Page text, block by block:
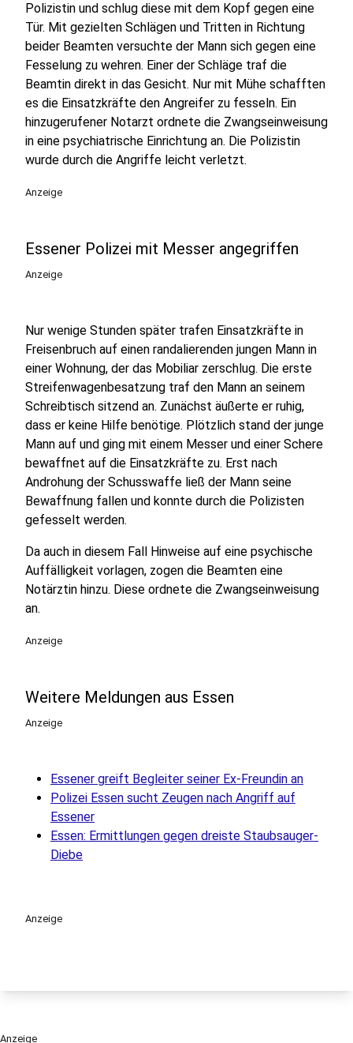
Polizistin und schlug diese mit dem Kopf gegen eine
Tür. Mit gezielten Schlägen und Tritten in Richtung
beider Beamten versuchte der Mann sich gegen eine
Fesselung zu wehren. Einer der Schläge traf die
Beamtin direkt in das Gesicht. Nur mit Mühe schafften
es die Einsatzkräfte den Angreifer zu fesseln. Ein
hinzugerufener Notarzt ordnete die Zwangseinweisung
in eine psychiatrische Einrichtung an. Die Polizistin
wurde durch die Angriffe leicht verletzt.
Anzeige
Essener Polizei mit Messer angegriffen
Anzeige
Nur wenige Stunden später trafen Einsatzkräfte in
Freisenbruch auf einen randalierenden jungen Mann in
einer Wohnung, der das Mobiliar zerschlug. Die erste
Streifenwagenbesatzung traf den Mann an seinem
Schreibtisch sitzend an. Zunächst äußerte er ruhig,
dass er keine Hilfe benötige. Plötzlich stand der junge
Mann auf und ging mit einem Messer und einer Schere
bewaffnet auf die Einsatzkräfte zu. Erst nach
Androhung der Schusswaffe ließ der Mann seine
Bewaffnung fallen und konnte durch die Polizisten
gefesselt werden.
Da auch in diesem Fall Hinweise auf eine psychische
Auffälligkeit vorlagen, zogen die Beamten eine
Notärztin hinzu. Diese ordnete die Zwangseinweisung
an.
Anzeige
Weitere Meldungen aus Essen
Anzeige
Essener greift Begleiter seiner Ex-Freundin an
Polizei Essen sucht Zeugen nach Angriff auf
Essener
Essen: Ermittlungen gegen dreiste Staubsauger-
Diebe
Anzeige
Anzeige